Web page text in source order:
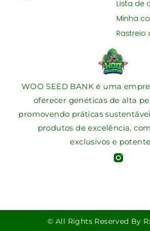
WOO SEED BANK é uma
oferecer genéticas de alta
promovendo práticas
produtos de excelência,
exclusivos e
Lista de
Minha
Rastreio
© All Rights Reserved By